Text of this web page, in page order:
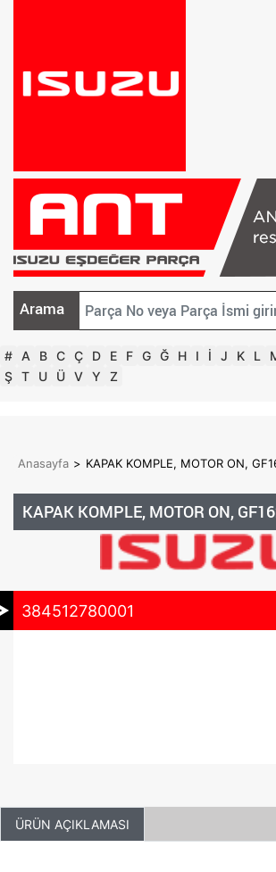
Arama
# A B C Ç D E F G Ğ H I İ J K L
Ş T U Ü V Y Z
Anasayfa > KAPAK KOMPLE, MOTOR ON,
KAPAK KOMPLE, MOTOR ON,
384512780001
ÜRÜN AÇIKLAMASI